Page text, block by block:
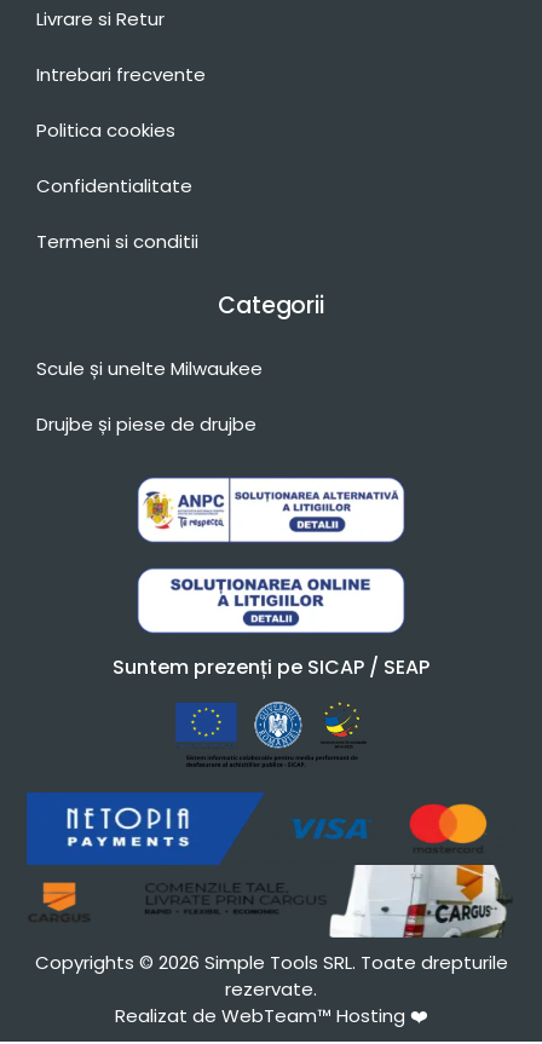
Livrare si Retur
Intrebari frecvente
Politica cookies
Confidentialitate
Termeni si conditii
Categorii
Scule și unelte Milwaukee
Drujbe și piese de drujbe
Suntem prezenți pe SICAP / SEAP
Copyrights © 2026 Simple Tools SRL. Toate drepturile
rezervate.
Realizat de WebTeam™ Hosting ❤️